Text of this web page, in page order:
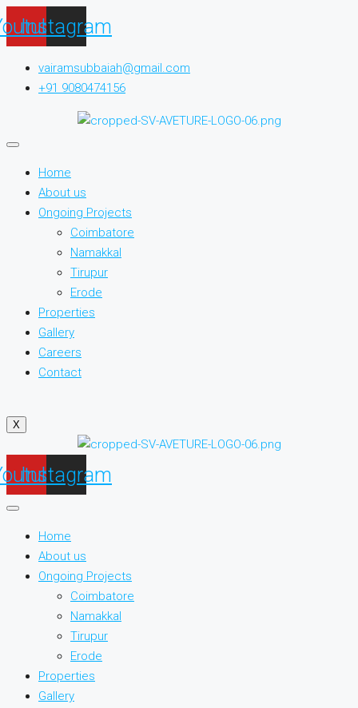
Instagram
vairamsubbaiah@gmail.com
+91 9080474156
Home
About us
Ongoing Projects
Coimbatore
Namakkal
Tirupur
Erode
Properties
Gallery
Careers
Contact
X
Instagram
Home
About us
Ongoing Projects
Coimbatore
Namakkal
Tirupur
Erode
Properties
Gallery